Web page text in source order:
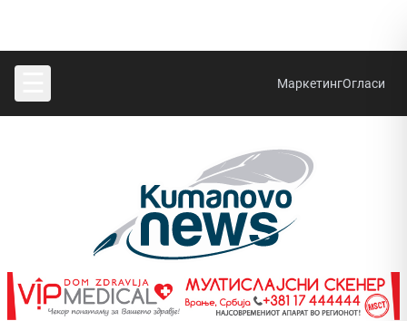
МаркетингОгласи